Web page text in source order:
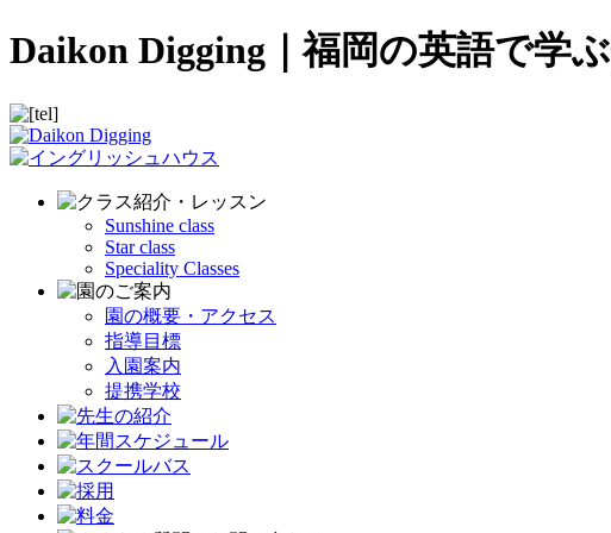
Daikon Digging｜福岡の英語で
Sunshine class
Star class
Speciality Classes
園の概要・アクセス
指導目標
入園案内
提携学校